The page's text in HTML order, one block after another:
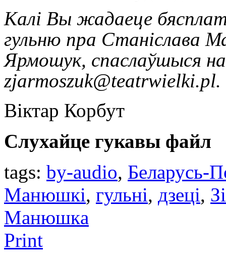
Калі Вы жадаеце
гульню пра Станіслава
Ярмошук, спаслаўшыся
zjarmoszuk@teatrwielki.pl.
Віктар Корбут
Слухайце гукавы файл
tags: by-audio, Беларусь-
Манюшкі, гульні, дзеці,
Манюшкa
Print